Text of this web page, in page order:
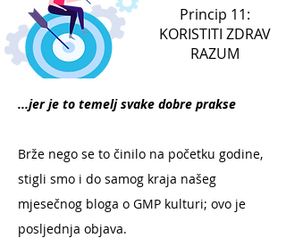
Princip 11:
KORISTITI ZDRAV
RAZUM
...jer je to temelj svake dobre prakse
Brže nego se to činilo na početku godine,
stigli smo i do samog kraja našeg
mjesečnog bloga o GMP kulturi; ovo je
posljednja objava.